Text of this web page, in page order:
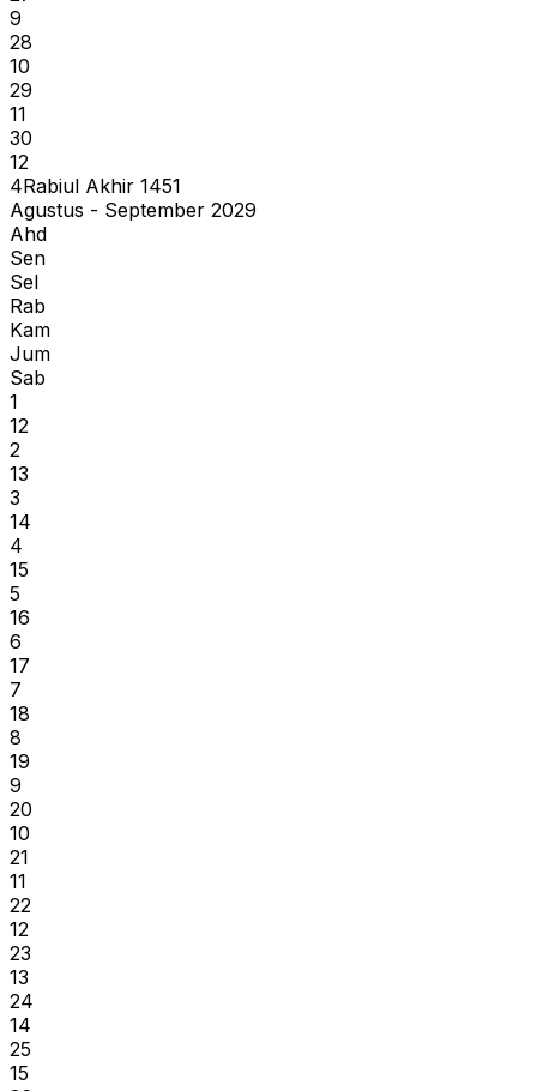
9
28
10
29
11
30
12
4Rabiul Akhir 1451
Agustus - September 2029
Ahd
Sen
Sel
Rab
Kam
Jum
Sab
1
12
2
13
3
14
4
15
5
16
6
17
7
18
8
19
9
20
10
21
11
22
12
23
13
24
14
25
15